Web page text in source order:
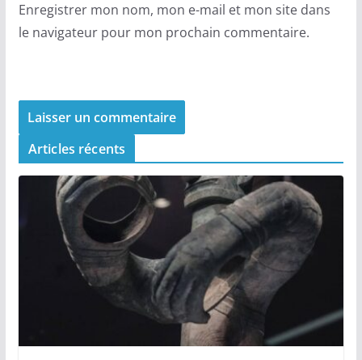
Enregistrer mon nom, mon e-mail et mon site dans
le navigateur pour mon prochain commentaire.
Articles récents